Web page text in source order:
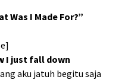
Was I Made For?”
I just fall down
aku jatuh begitu saja